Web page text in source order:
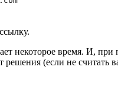
некоторое время. И,
(если не считать